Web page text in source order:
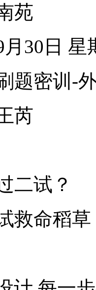
苑
月30日 星
题密训-
芮
二试？
救命稻草